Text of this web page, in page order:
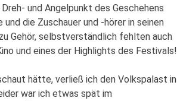
und Angelpunkt des Geschehens
die Zuschauer und -hörer in seinen
Gehör, selbstverständlich fehlten auch
und eines der Highlights des Festivals!
hätte, verließ ich den Volkspalast in
war ich etwas spät im